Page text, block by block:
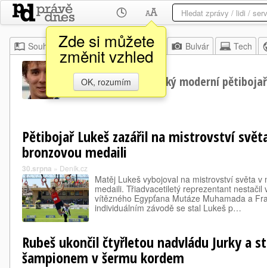
Zde si můžete
změnit vzhled
OK, rozumím
Souhrn Moje Z domova Bulvár Tech
Jan Kuf Český moderní pětibojař
Pětibojař Lukeš zazářil na mistrovství
bronzovou medaili
30.srpna » Deník.cz
Matěj Lukeš vybojoval na mistrovství světa
medaili. Třiadvacetiletý reprezentant nestačil
vítězného Egypťana Mutáze Muhamada a
individuálním závodě se stal Lukeš p…
Rubeš ukončil čtyřletou nadvládu Jurky a
šampionem v šermu kordem